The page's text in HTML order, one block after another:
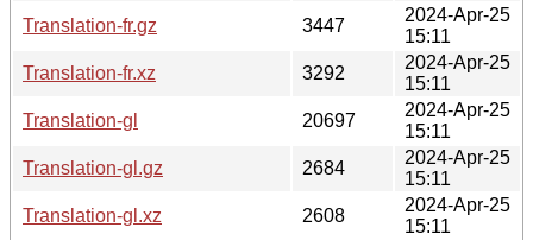
Translation-fr.gz
3447
2024-Apr-25
15:11
Translation-fr.xz
3292
2024-Apr-25
15:11
Translation-gl
20697
2024-Apr-25
15:11
Translation-gl.gz
2684
2024-Apr-25
15:11
Translation-gl.xz
2608
2024-Apr-25
15:11